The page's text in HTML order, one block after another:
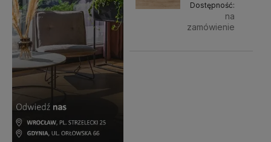
Dostępność:
na
zamówienie